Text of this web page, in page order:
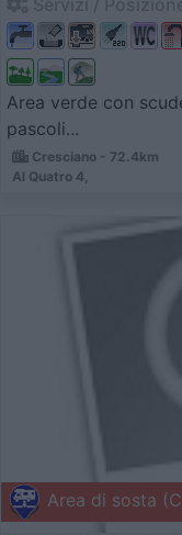
Area verde con
pascoli...
Cresciano - 72.4km
Al Quatro 4,
Area di sosta